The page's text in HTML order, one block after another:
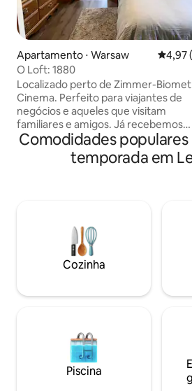
Apartamento ⋅ Warsaw 4,97
4,97
O Loft: 1880
Localizado perto de Zimmer-
Cinema. Perfeito para viajantes de
negócios e aqueles que visitam
familiares e amigos. Já recebemos
trabalhadores contratados e pais
visitando estudantes da Grace
O Loft é um anexo independente do
e o The Barn 1880: Local Histórico.
de estar/jantar em plano aberto com
cozinha totalmente equipada com
de café, quarto queen privativo
comentários.
Comodidades
temporada em
Cozinha
Piscina